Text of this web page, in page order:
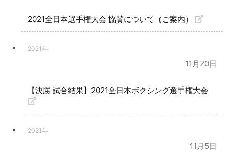
2021全日本選手権大会 協賛について（ご案内）
2021年
11月20日
【決勝 試合結果】2021全日本ボクシング選手権大会
2021年
11月5日